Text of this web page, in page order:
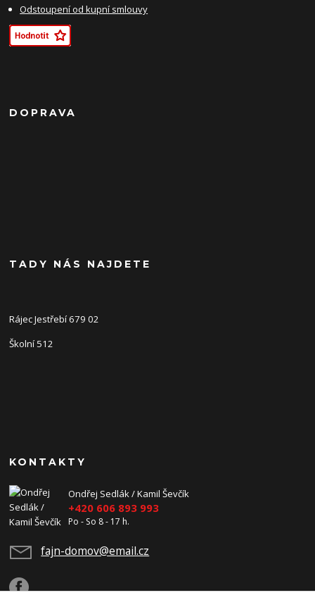
Odstoupení od kupní smlouvy
DOPRAVA
TADY NÁS NAJDETE
Rájec Jestřebí 679 02
Školní 512
KONTAKTY
Ondřej Sedlák / Kamil Ševčík
+420 606 893 993
Po - So 8 - 17 h.
fajn-domov@email.cz